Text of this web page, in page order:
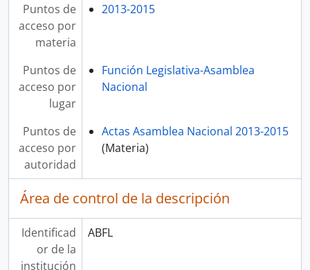
Puntos de
acceso por
materia
2013-2015
Puntos de
acceso por
lugar
Función Legislativa-Asamblea
Nacional
Puntos de
acceso por
autoridad
Actas Asamblea Nacional 2013-2015
(Materia)
Área de control de la descripción
Identificad
or de la
institución
ABFL